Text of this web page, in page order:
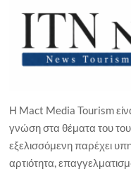
Η Mact Media Tourism
γνώση στα θέματα του
εξελισσόμενη παρέχει
αρτιότητα,